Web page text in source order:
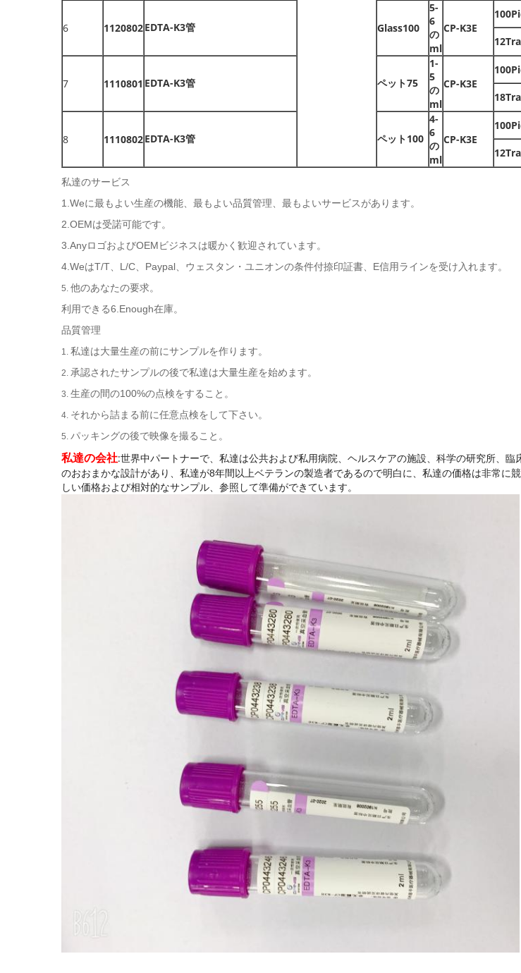
6 1120802EDTA-K3管 Glass100
5-
6
の
ml
CP-K3E
7 1110801 EDTA-K3管 ペット75
1-
5
の
ml
CP-K3E
8 1110802EDTA-K3管 ペット100
4-
6
の
ml
CP-K3E
私達のサービス
1.Weに最もよい生産の機能、最もよい品質管理、最もよいサービスがあります。
2.OEMは受諾可能です。
3.AnyロゴおよびOEMビジネスは暖かく歓迎されています。
4.WeはT/T、L/C、Paypal、ウェスタン・ユニオンの条件付捺印証書、E信用ラインを受け入れます。
5. 他のあなたの要求。
利用できる6.Enough在庫。
品質管理
1. 私達は大量生産の前にサンプルを作ります。
2. 承認されたサンプルの後で私達は大量生産を始めます。
3. 生産の間の100%の点検をすること。
4. それから詰まる前に任意点検をして下さい。
5. パッキングの後で映像を撮ること。
私達の会社:世界中パートナーで、私達は公共および私用病院、ヘルスケアの施設、科学の研究所、
のおおまかな設計があり、私達が8年間以上ベテランの製造者であるので明白に、私達の価格は非常
しい価格および相対的なサンプル、参照して準備ができています。